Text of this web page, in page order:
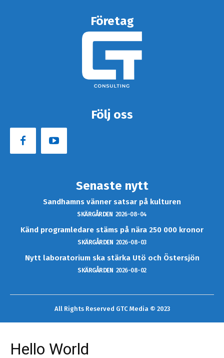
Företag
Följ oss
Senaste nytt
Sandhamns vänner satsar på kulturen
SKÄRGÅRDEN 2026-08-04
Känd programledare stäms på nära 250 000 kronor
SKÄRGÅRDEN 2026-08-03
Nytt laboratorium ska stärka Utö och Östersjön
SKÄRGÅRDEN 2026-08-02
All Rights Reserved GTC Media © 2023
Hello World